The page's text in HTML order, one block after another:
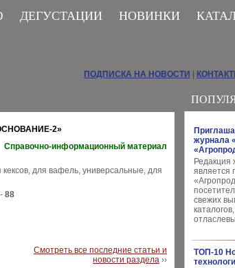
ДЕГУСТАЦИИ НОВИНКИ
журнала
Редакция
является
свежих
ТОП-10
ПОДПИСКА НА НОВОСТИ
2»
Справочно-информационный материал
для вафель, универсальные, для
88
Смотреть все последние статьи и
новости раздела ››